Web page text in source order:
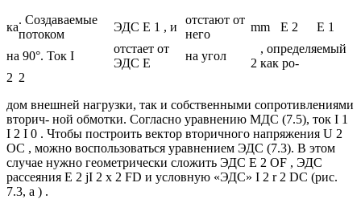
ка
. Создаваемые
потоком
ЭДС E 1 , и
отстают от
него
mm E 2 E 1
на 90°. Ток I
отстает от
ЭДС E
на угол
2
, определяемый
как ро-
2 2
дом внешней нагрузки, так и собственными сопротивлениями
вторич- ной обмотки. Согласно уравнению МДС (7.5), ток I 1
I 2 I 0 . Чтобы построить вектор вторичного напряжения U 2
OC , можно воспользоваться уравнением ЭДС (7.3). В этом
случае нужно геометрически сложить ЭДС E 2 OF , ЭДС
рассеяния E 2 jI 2 x 2 FD и условную «ЭДС» I 2 r 2 DC (рис.
7.3, а ) .